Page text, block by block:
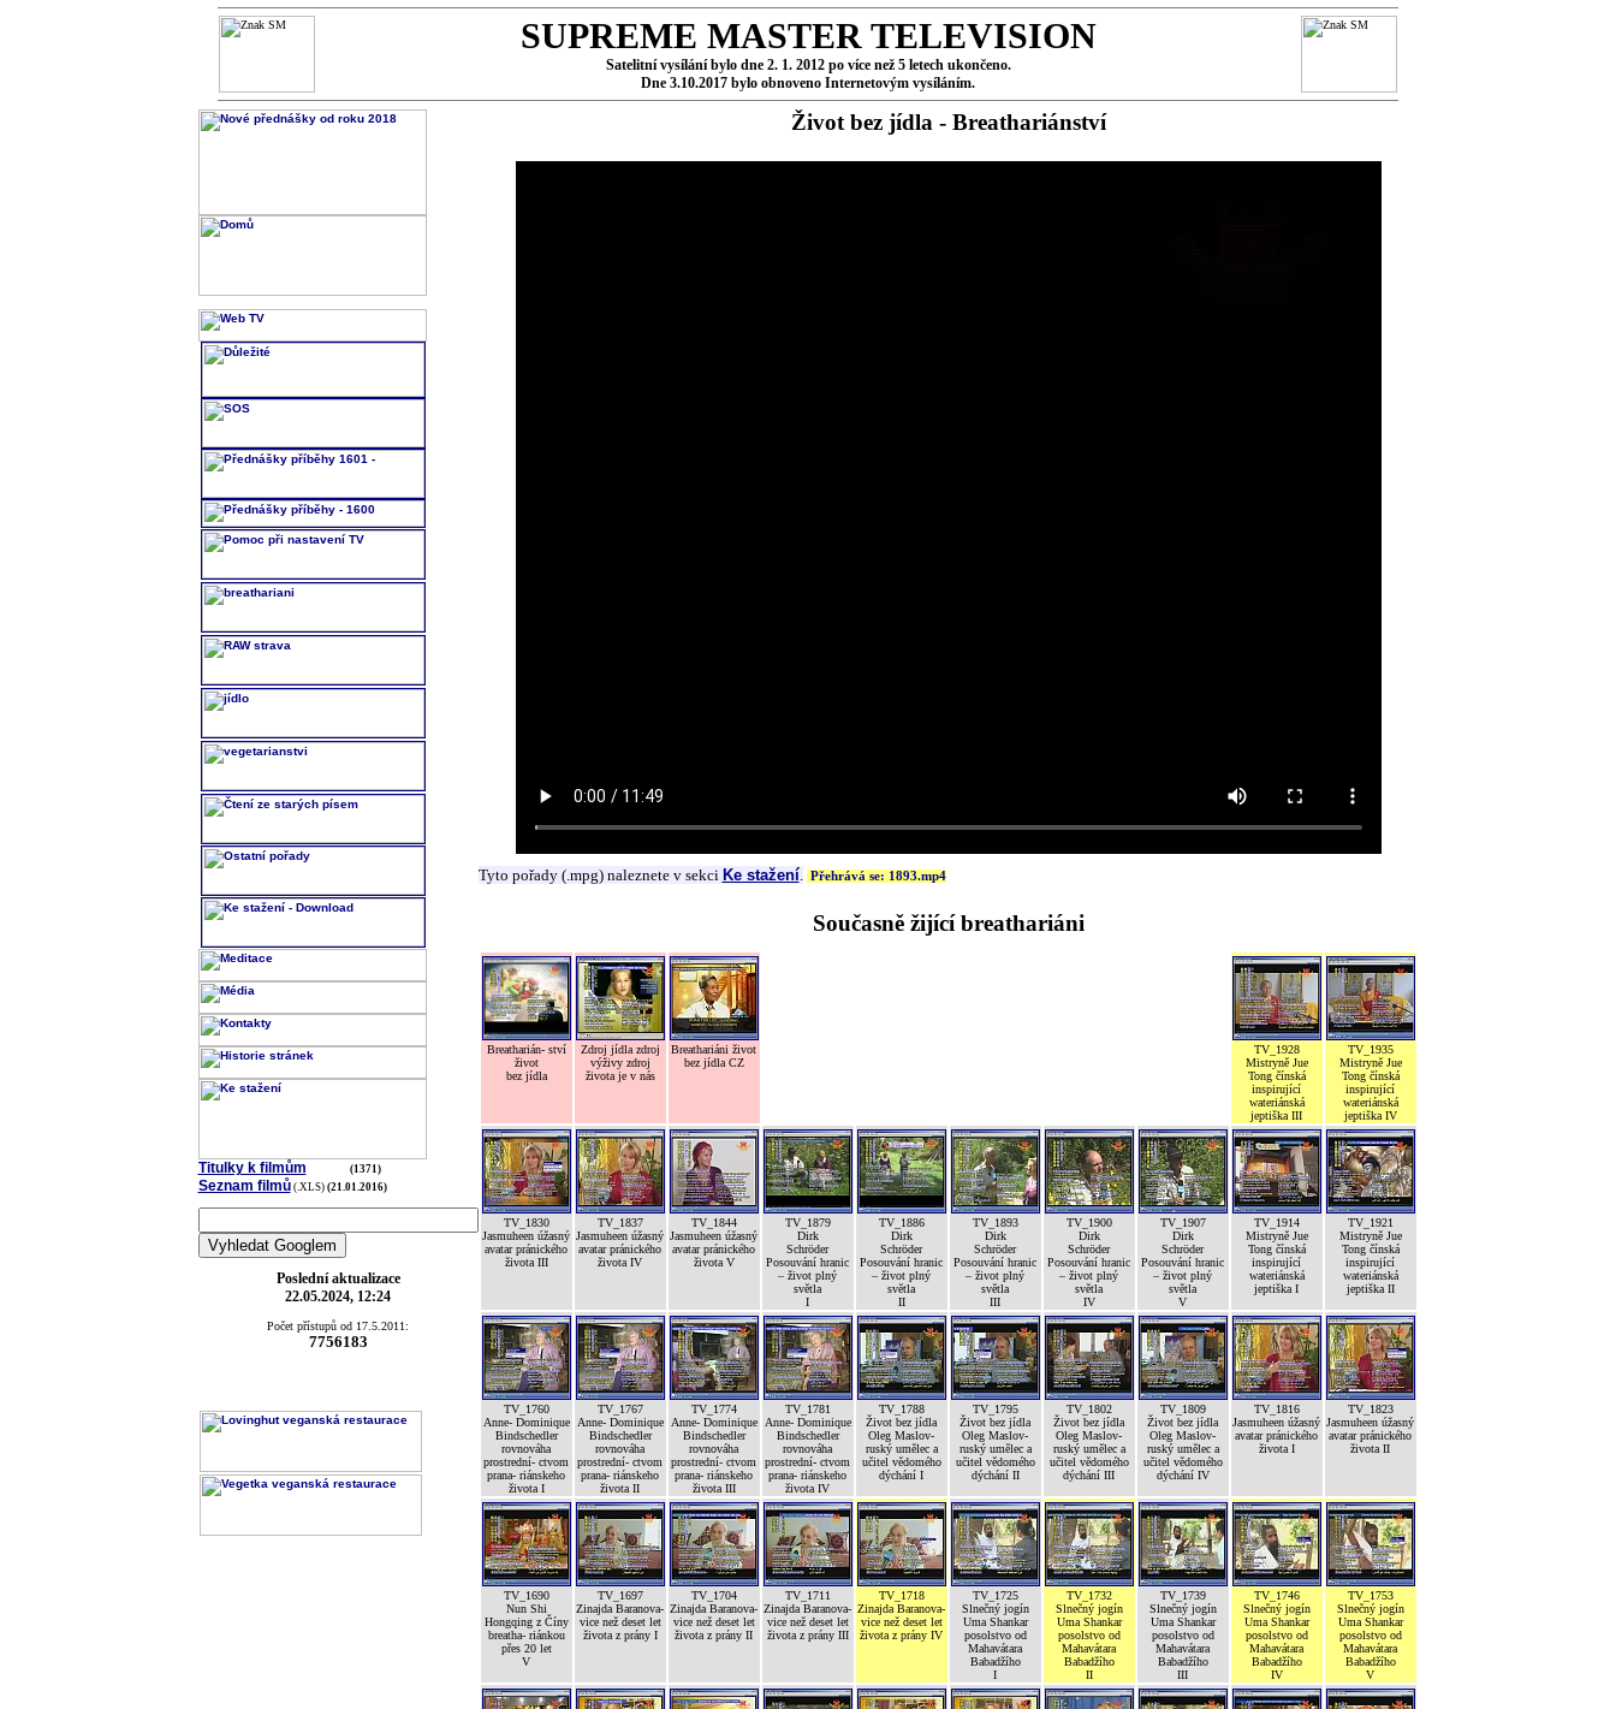
SUPREME MASTER TELEVISION
Satelitní vysílání bylo dne 2. 1. 2012 po více než 5 letech ukončeno.
Dne 3.10.2017 bylo obnoveno Internetovým vysíláním.
Titulky k filmům (1371)
Seznam filmů (.XLS) (21.01.2016)
Poslední aktualizace
22.05.2024, 12:24
Počet přístupů od 17.5.2011:
7756183
Život bez jídla - Breathariánství
Tyto pořady (.mpg) naleznete v sekci Ke stažení. Přehrává se: 1893.mp4
Současně žijící breathariáni
Breatharián- ství
život
bez jídla
Zdroj jídla zdroj
výživy zdroj
života je v nás
Breathariáni život
bez jídla CZ
TV_1928
Mistryně Jue
Tong čínská
inspirující
wateriánská
jeptiška III
TV_1935
Mistryně Jue
Tong čínská
inspirující
wateriánská
jeptiška IV
TV_1830
Jasmuheen úžasný
avatar pránického
života III
TV_1837
Jasmuheen úžasný
avatar pránického
života IV
TV_1844
Jasmuheen úžasný
avatar pránického
života V
TV_1879
Dirk
Schröder
Posouvání hranic
– život plný
světla
I
TV_1886
Dirk
Schröder
Posouvání hranic
– život plný
světla
II
TV_1893
Dirk
Schröder
Posouvání hranic
– život plný
světla
III
TV_1900
Dirk
Schröder
Posouvání hranic
– život plný
světla
IV
TV_1907
Dirk
Schröder
Posouvání hranic
– život plný
světla
V
TV_1914
Mistryně Jue
Tong čínská
inspirující
wateriánská
jeptiška I
TV_1921
Mistryně Jue
Tong čínská
inspirující
wateriánská
jeptiška II
TV_1760
Anne- Dominique
Bindschedler
rovnováha
prostrední- ctvom
prana- riánskeho
života I
TV_1767
Anne- Dominique
Bindschedler
rovnováha
prostrední- ctvom
prana- riánskeho
života II
TV_1774
Anne- Dominique
Bindschedler
rovnováha
prostrední- ctvom
prana- riánskeho
života III
TV_1781
Anne- Dominique
Bindschedler
rovnováha
prostrední- ctvom
prana- riánskeho
života IV
TV_1788
Život bez jídla
Oleg Maslov-
ruský umělec a
učitel vědomého
dýchání I
TV_1795
Život bez jídla
Oleg Maslov-
ruský umělec a
učitel vědomého
dýchání II
TV_1802
Život bez jídla
Oleg Maslov-
ruský umělec a
učitel vědomého
dýchání III
TV_1809
Život bez jídla
Oleg Maslov-
ruský umělec a
učitel vědomého
dýchání IV
TV_1816
Jasmuheen úžasný
avatar pránického
života I
TV_1823
Jasmuheen úžasný
avatar pránického
života II
TV_1690
Nun Shi
Hongqing z Číny
breatha- riánkou
přes 20 let
V
TV_1697
Zinajda Baranova-
vice než deset let
života z prány I
TV_1704
Zinajda Baranova-
vice než deset let
života z prány II
TV_1711
Zinajda Baranova-
vice než deset let
života z prány III
TV_1718
Zinajda Baranova-
vice než deset let
života z prány IV
TV_1725
Slnečný jogín
Uma Shankar
posolstvo od
Mahavátara
Babadžího
I
TV_1732
Slnečný jogín
Uma Shankar
posolstvo od
Mahavátara
Babadžího
II
TV_1739
Slnečný jogín
Uma Shankar
posolstvo od
Mahavátara
Babadžího
III
TV_1746
Slnečný jogín
Uma Shankar
posolstvo od
Mahavátara
Babadžího
IV
TV_1753
Slnečný jogín
Uma Shankar
posolstvo od
Mahavátara
Babadžího
V